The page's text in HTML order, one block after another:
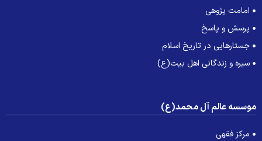
امامت پژوهی
پرسش و پاسخ
جستارهایی در تاریخ اسلام
سیره و زندگانی اهل بیت(ع)
عالم آل محمد(ع)
مرکز فقهی